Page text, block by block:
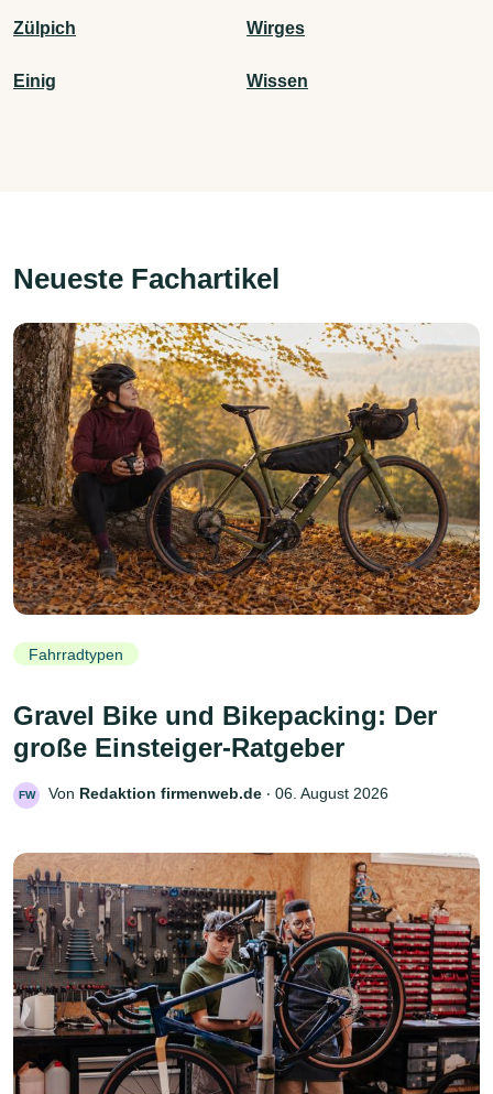
Zülpich Wirges
Einig Wissen
Neueste Fachartikel
Fahrradtypen
Gravel Bike und Bikepacking: Der
große Einsteiger-Ratgeber
FW Von Redaktion firmenweb.de ‧ 06. August 2026